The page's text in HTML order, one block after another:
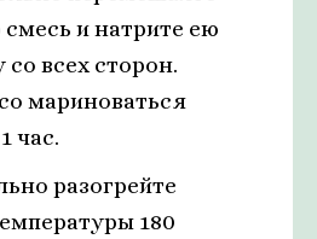
и натрите ею
всех сторон.
мариноваться
час.
разогрейте
180